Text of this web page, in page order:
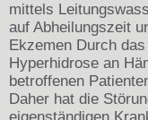
mittels
auf Abheilungszeit
Ekzemen Durch
Hyperhidrose an
betroffenen
Daher hat die